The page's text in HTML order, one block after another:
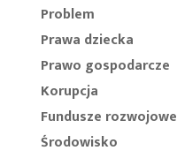
Problem
Prawa dziecka
Prawo gospodarcze
Korupcja
Fundusze rozwojowe
Środowisko